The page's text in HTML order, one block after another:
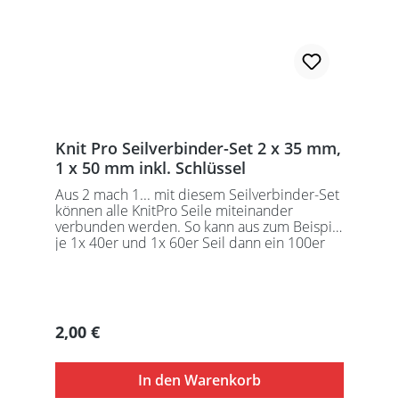
Knit Pro Seilverbinder-Set 2 x 35 mm,
1 x 50 mm inkl. Schlüssel
Aus 2 mach 1... mit diesem Seilverbinder-Set
können alle KnitPro Seile miteinander
verbunden werden. So kann aus zum Beispiel
je 1x 40er und 1x 60er Seil dann ein 100er
Regulärer Preis:
2,00 €
In den Warenkorb